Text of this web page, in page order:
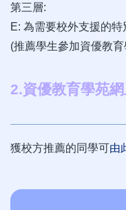
第三層:
E: 為需要校外支援的
(推薦學生參加資優教
2.資優教育學苑
獲校方推薦的同學可由